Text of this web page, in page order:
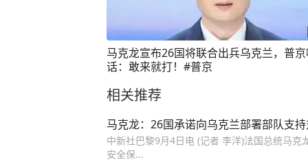
马克龙宣布26国将联合出兵乌克兰，普
话：敢来就打！#普京
相关推荐
马克龙：26国承诺向乌克兰部署部队支
中新社巴黎9月4日电 (记者 李洋)法国总统马
安全保...